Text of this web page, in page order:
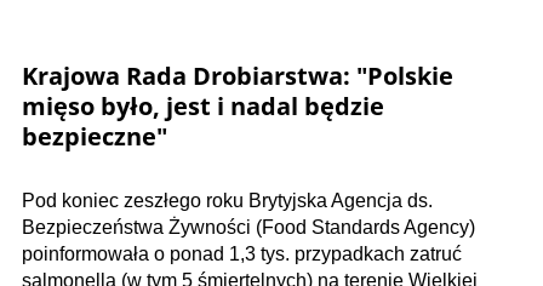
Krajowa Rada Drobiarstwa: "Polskie
mięso było, jest i nadal będzie
bezpieczne"
Pod koniec zeszłego roku Brytyjska Agencja ds.
Bezpieczeństwa Żywności (Food Standards Agency)
poinformowała o ponad 1,3 tys. przypadkach zatruć
salmonellą (w tym 5 śmiertelnych) na terenie Wielkiej